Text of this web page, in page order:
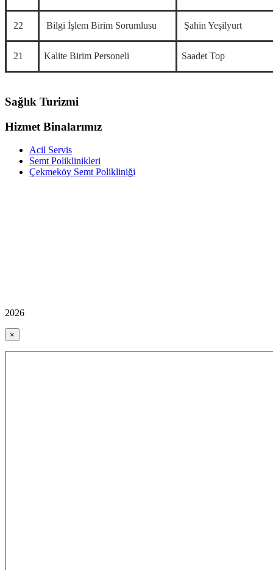
22 Bilgi İşlem Birim Sorumlusu Şahin Yeşilyurt
21 Kalite Birim Personeli Saadet Top
Sağlık Turizmi
Hizmet Binalarımız
Acil Servis
Semt Poliklinikleri
Çekmeköy Semt Polikliniği
2026
×